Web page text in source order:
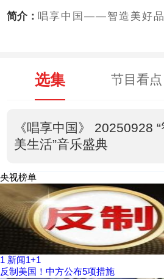
简介：唱享中国——智造美好
选集 节目看点
《唱享中国》 20250928
美生活”音乐盛典
央视榜单
1 新闻1+1
反制美国！中方公布5项措施